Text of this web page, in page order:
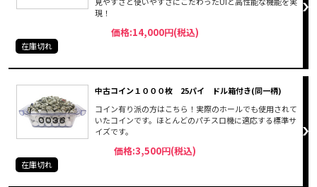
現！
価格:14,000円(税込)
在庫切れ
中古コイン１０００枚 25パイ ドル箱付き(同一柄)
コイン有り派の方はこちら！実際のホールでも使用されて
いたコインです。ほとんどのパチスロ機に適応する標準サ
イズです。
価格:3,500円(税込)
在庫切れ